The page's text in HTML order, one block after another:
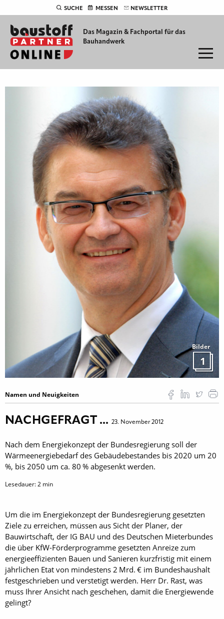
SUCHE MESSEN NEWSLETTER
Das Magazin & Fachportal für das
Bauhandwerk
Bilder
1
Namen und Neuigkeiten
NACHGEFRAGT ... 23. November 2012
Nach dem Energiekonzept der Bundesregierung soll der
Wärmeenergiebedarf des Gebäudebestandes bis 2020 um 20
%, bis 2050 um ca. 80 % abgesenkt werden.
Lesedauer:2 min
Um die im Energiekonzept der Bundesregierung gesetzten
Ziele zu erreichen, müssen aus Sicht der Planer, der
Bauwirtschaft, der IG BAU und des Deutschen Mieterbundes
die über KfW-Förderprogramme gesetzten Anreize zum
energieeffizienten Bauen und Sanieren kurzfristig mit einem
jährlichen Etat von mindestens 2 Mrd. € im Bundeshaushalt
festgeschrieben und verstetigt werden. Herr Dr. Rast, was
muss Ihrer Ansicht nach geschehen, damit die Energiewende
gelingt?